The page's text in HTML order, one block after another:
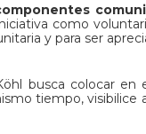
como
y para ser
busca colocar en
tiempo,